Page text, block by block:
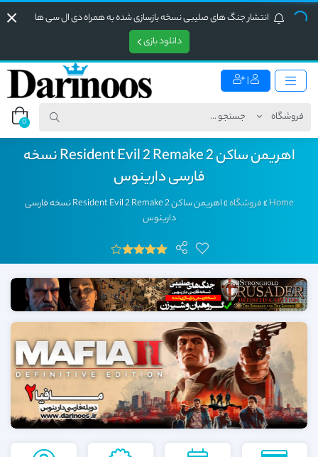
انتشار جنگ های صلیبی نسخه بازسازی شده به همراه دی ال سی ها
دانلود بازی
|
0
اهریمن ساکن 2 Resident Evil 2 Remake نسخه
فارسی دارینوس
Home
»فروشگاه»
اهریمن ساکن 2 Resident Evil 2 Remake نسخه فارسی
دارینوس